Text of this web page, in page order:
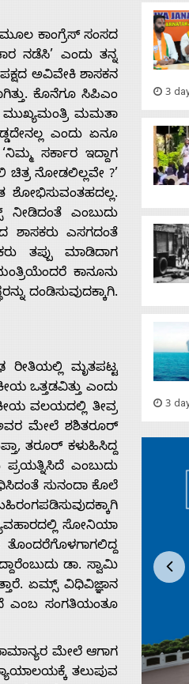
ಕಾಂಗ್ರೆಸ್ ಸಂಸದ
ನಡೆಸಿ’ ಎಂದು ತನ್ನ
ಅವಿವೇಕಿ ಶಾಸಕನ
ಕೊನೆಗೂ ಸಿಪಿಎಂ
ಮುಖ್ಯಮಂತ್ರಿ ಮಮತಾ
ಎಂದು ಏನೂ
ಸರ್ಕಾರ ಇದ್ದಾಗ
ನೋಡಲಿಲ್ಲವೇ ?’
ಶೋಭಿಸುವಂತಹದಲ್ಲ.
ನೀಡಿದಂತೆ ಎಂಬುದು
ಶಾಸಕರು ಎಸಗದಂತೆ
ತಪ್ಪು ಮಾಡಿದಾಗ
ಕಾನೂನು
ದಂಡಿಸುವುದಕ್ಕಾಗಿ.
ಮೃತಪಟ್ಟ
ಒತ್ತಡವಿತ್ತು ಎಂದು
ವಲಯದಲ್ಲಿ ತೀವ್ರ
ಅವರ ಮೇಲೆ ಶಶಿತರೂರ್
ತರೂರ್ ಕಳುಹಿಸಿದ್ದ
ಪ್ರಯತ್ನಿಸಿದೆ ಎಂಬುದು
ಸುನಂದಾ ಕೊಲೆ
ಸೋನಿಯಾ
ಡಾ. ಸ್ವಾಮಿ
ಏಮ್ಸ್ ವಿಧಿವಿಜ್ಞಾನ
ಎಂಬ ಸಂಗತಿಯಂತೂ
ಮೇಲೆ ಆಗಾಗ
ತಲುಪುವ
3
3